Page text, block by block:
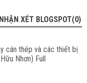
NHẬN XÉT BLOGSPOT(0)
cán thép và các thiết bị
Nhơn) Full